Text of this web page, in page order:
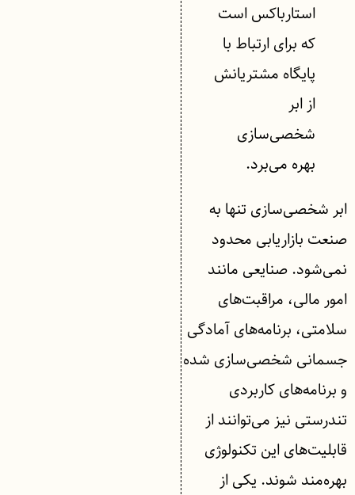
استارباکس است
که برای ارتباط با
پایگاه مشتریانش
از ابر
شخصی‌سازی
بهره می‌برد.
ابر شخصی‌سازی تنها به
صنعت بازاریابی محدود
نمی‌شود. صنایعی مانند
امور مالی، مراقبت‌های
سلامتی، برنامه‌های آمادگی
جسمانی شخصی‌سازی شده
و برنامه‌های کاربردی
تندرستی نیز می‌توانند از
قابلیت‌های این تکنولوژی
بهره‌مند شوند. یکی از